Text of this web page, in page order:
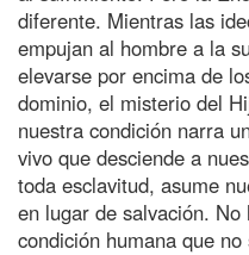
diferente. Mientras las
empujan al hombre a la
elevarse por encima de
dominio, el misterio del
nuestra condición narra
vivo que desciende a
toda esclavitud, asume
en lugar de salvación.
condición humana que